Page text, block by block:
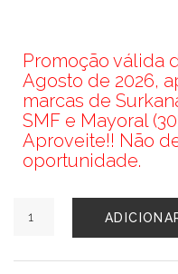
Promoção válida
Agosto de 2026,
marcas de
SMF e Mayoral
Aproveite!! Não
oportunidade.
de
SMF